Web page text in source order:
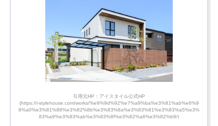
引用元HP：アイスタイル公式HP
(https://i-stylehouse.com/works/%e9%9d%92%e7%a9%ba%e3%81%ab%e6%9
8%a0%e3%81%88%e3%82%8b%e3%83%8a%e3%83%81%e3%83%a5%e3%
83%a9%e3%83%ab%e3%83%8f%e3%82%a6%e3%82%b9/)